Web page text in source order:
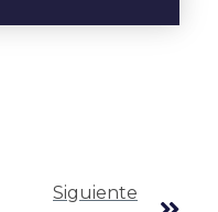
Siguiente